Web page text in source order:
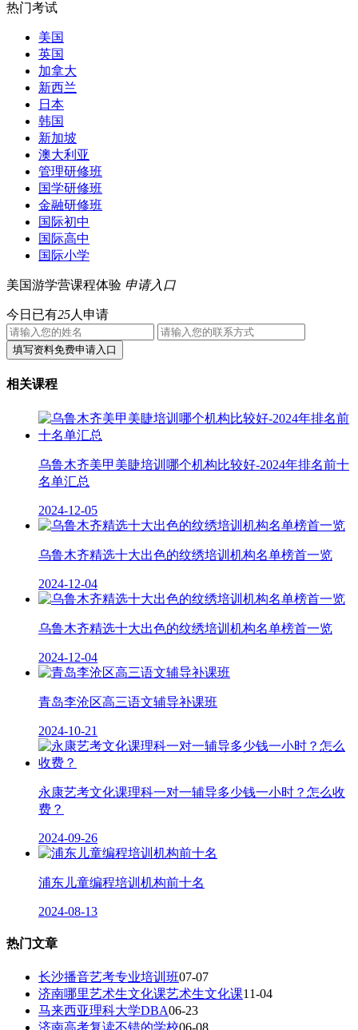
热门考试
美国
英国
加拿大
新西兰
日本
韩国
新加坡
澳大利亚
管理研修班
国学研修班
金融研修班
国际初中
国际高中
国际小学
美国游学营课程体验 申请入口
今日已有25人申请
相关课程
乌鲁木齐美甲美睫培训哪个机构比较好-2024年排名前十
名单汇总
2024-12-05
乌鲁木齐精选十大出色的纹绣培训机构名单榜首一览
2024-12-04
乌鲁木齐精选十大出色的纹绣培训机构名单榜首一览
2024-12-04
青岛李沧区高三语文辅导补课班
2024-10-21
永康艺考文化课理科一对一辅导多少钱一小时？怎么收
费？
2024-09-26
浦东儿童编程培训机构前十名
2024-08-13
热门文章
长沙播音艺考专业培训班07-07
济南哪里艺术生文化课艺术生文化课11-04
马来西亚理科大学DBA06-23
济南高考复读不错的学校06-08